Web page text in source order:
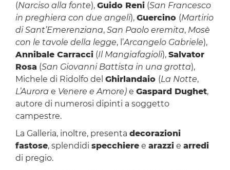
(Narciso alla fonte), Guido Reni(San Francesco
in preghiera con due angeli), Guercino (Martirio
di Sant’Emerenziana, San Paolo eremita, Mosè
con le tavole della legge, l’Arcangelo Gabriele),
Annibale Carracci(Il Mangiafagioli), Salvator
Rosa (San Giovanni Battista in una grotta),
Michele di Ridolfo del Ghirlandaio (La Notte,
L’Aurora e Venere e Amore) e Gaspard Dughet,
autore di numerosi dipinti a soggetto
campestre.
La Galleria, inoltre, presenta decorazioni
fastose, splendidi specchieree arazzie arredi
di pregio.